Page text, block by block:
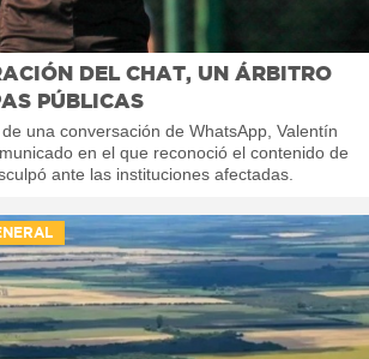
DEL CHAT, UN ÁRBITRO
PÚBLICAS
una conversación de WhatsApp, Valentín
en el que reconoció el contenido de
ante las instituciones afectadas.